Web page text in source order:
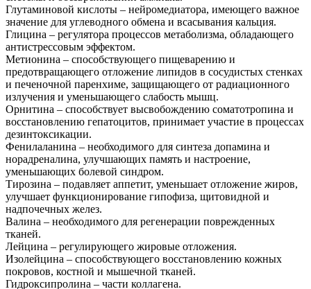
Глутаминовой кислоты – нейромедиатора, имеющего важное
значение для углеводного обмена и всасывания кальция.
Глицина – регулятора процессов метаболизма, обладающего
антистрессовым эффектом.
Метионина – способствующего пищеварению и
предотвращающего отложение липидов в сосудистых стенках
и печеночной паренхиме, защищающего от радиационного
излучения и уменьшающего слабость мышц.
Орнитина – способствует высвобождению соматотропина и
восстановлению гепатоцитов, принимает участие в процессах
дезинтоксикации.
Фенилаланина – необходимого для синтеза допамина и
норадреналина, улучшающих память и настроение,
уменьшающих болевой синдром.
Тирозина – подавляет аппетит, уменьшает отложение жиров,
улучшает функционирование гипофиза, щитовидной и
надпочечных желез.
Валина – необходимого для регенерации поврежденных
тканей.
Лейцина – регулирующего жировые отложения.
Изолейцина – способствующего восстановлению кожных
покровов, костной и мышечной тканей.
Гидроксипролина – части коллагена.